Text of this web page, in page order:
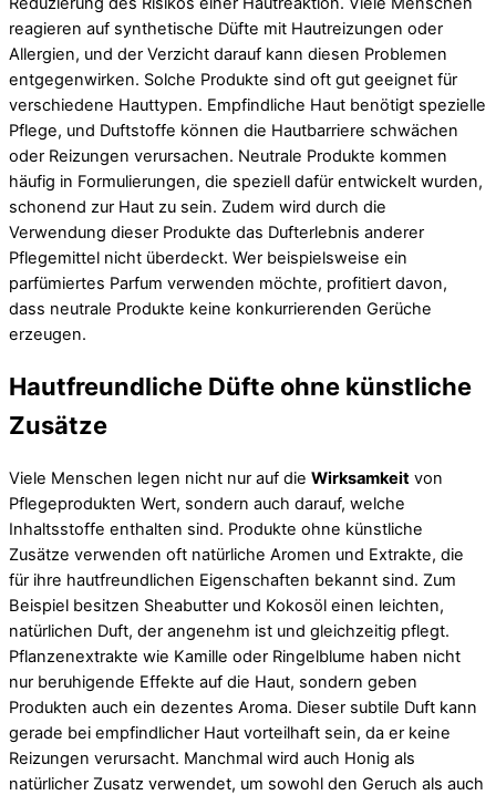
reagieren auf synthetische Düfte mit Hautreizungen oder
Allergien, und der Verzicht darauf kann diesen Problemen
entgegenwirken. Solche Produkte sind oft gut geeignet für
verschiedene Hauttypen. Empfindliche Haut benötigt spezielle
Pflege, und Duftstoffe können die Hautbarriere schwächen
oder Reizungen verursachen. Neutrale Produkte kommen
häufig in Formulierungen, die speziell dafür entwickelt wurden,
schonend zur Haut zu sein. Zudem wird durch die
Verwendung dieser Produkte das Dufterlebnis anderer
Pflegemittel nicht überdeckt. Wer beispielsweise ein
parfümiertes Parfum verwenden möchte, profitiert davon,
dass neutrale Produkte keine konkurrierenden Gerüche
erzeugen.
Hautfreundliche Düfte ohne künstliche
Zusätze
Viele Menschen legen nicht nur auf die Wirksamkeit von
Pflegeprodukten Wert, sondern auch darauf, welche
Inhaltsstoffe enthalten sind. Produkte ohne künstliche
Zusätze verwenden oft natürliche Aromen und Extrakte, die
für ihre hautfreundlichen Eigenschaften bekannt sind. Zum
Beispiel besitzen Sheabutter und Kokosöl einen leichten,
natürlichen Duft, der angenehm ist und gleichzeitig pflegt.
Pflanzenextrakte wie Kamille oder Ringelblume haben nicht
nur beruhigende Effekte auf die Haut, sondern geben
Produkten auch ein dezentes Aroma. Dieser subtile Duft kann
gerade bei empfindlicher Haut vorteilhaft sein, da er keine
Reizungen verursacht. Manchmal wird auch Honig als
natürlicher Zusatz verwendet, um sowohl den Geruch als auch